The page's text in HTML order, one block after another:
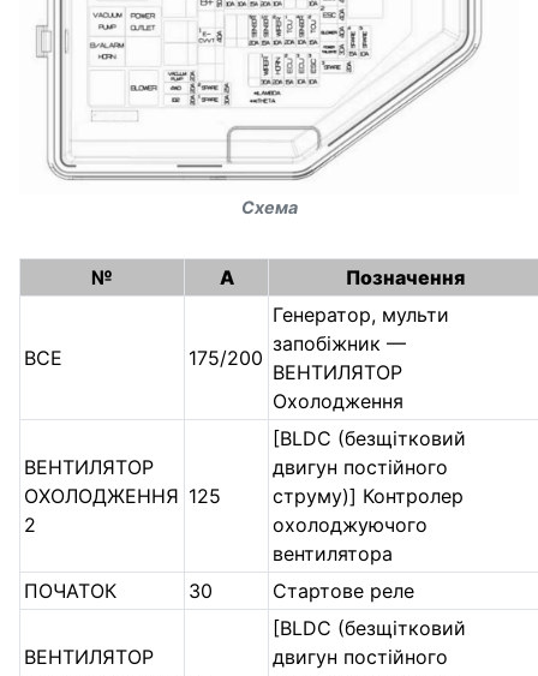
Схема
№ А Позначення
ВСЕ 175/200
Генератор, мульти
запобіжник —
ВЕНТИЛЯТОР
Охолодження
ВЕНТИЛЯТОР
ОХОЛОДЖЕННЯ
2
125
[BLDC (безщітковий
двигун постійного
струму)] Контролер
охолоджуючого
вентилятора
ПОЧАТОК
30 Стартове реле
ВЕНТИЛЯТОР
[BLDC (безщітковий
двигун постійного